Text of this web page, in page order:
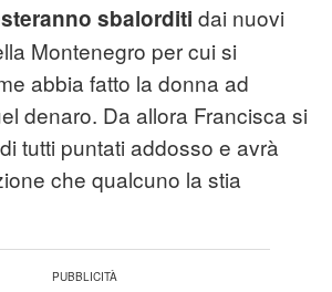
sbalorditi dai nuovi
Montenegro per cui si
abbia fatto la donna ad
denaro. Da allora Francisca si
tutti puntati addosso e avrà
che qualcuno la stia